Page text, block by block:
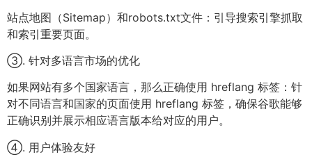
站点地图（Sitemap）和robots.txt文件：引导搜索引擎抓取
和索引重要页面。
③. 针对多语言市场的优化
如果网站有多个国家语言，那么正确使用 hreflang 标签：针
对不同语言和国家的页面使用 hreflang 标签，确保谷歌能够
正确识别并展示相应语言版本给对应的用户。
④. 用户体验友好